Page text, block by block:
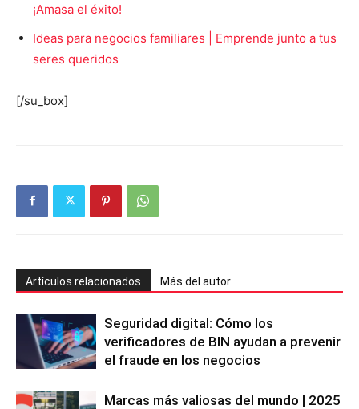
¡Amasa el éxito!
Ideas para negocios familiares | Emprende junto a tus
seres queridos
[/su_box]
Artículos relacionados Más del autor
Seguridad digital: Cómo los
verificadores de BIN ayudan a prevenir
el fraude en los negocios
Marcas más valiosas del mundo | 2025